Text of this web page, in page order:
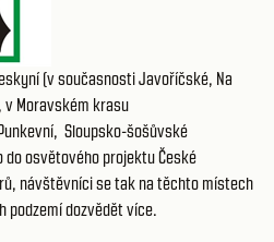
(v současnostiJavoříčské, Na
, v Moravském krasu
, Sloupsko-šošůvské
do osvětového projektu České
návštěvníci se tak na těchto místech
podzemí dozvědět více.